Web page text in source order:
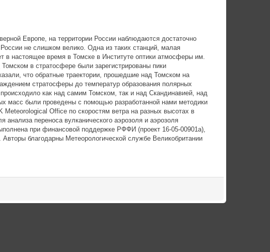
Европе, на территории России наблюдаются достаточно
не слишком велико. Одна из таких станций, малая
в настоящее время в Томске в Институте оптики атмосферы им.
в стратосфере были зарегистрированы пики
что обратные траектории, прошедшие над Томском на
стратосферы до температур образования полярных
как над самим Томском, так и над Скандинавией, над
были проведены с помощью разработанной нами методики
Meteorological Office по скоростям ветра на разных высотах в
переноса вулканического аэрозоля и аэрозоля
при финансовой поддержке РФФИ (проект 16-05-00901а),
благодарны Метеорологической службе Великобритании